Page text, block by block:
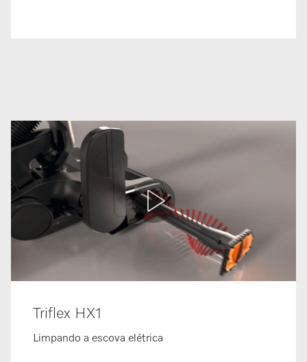
Triflex HX1
Limpando a escova elétrica